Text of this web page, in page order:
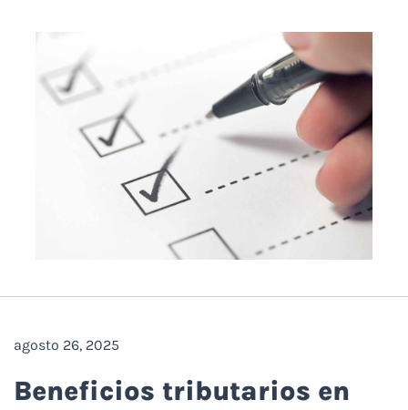
agosto 26, 2025
Beneficios tributarios en